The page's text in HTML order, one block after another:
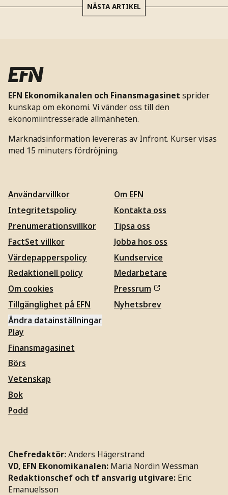
NÄSTA ARTIKEL
EFN Ekonomikanalen och Finansmagasinet sprider
kunskap om ekonomi. Vi vänder oss till den
ekonomiintresserade allmänheten.
Marknadsinformation levereras av Infront. Kurser visas
med 15 minuters fördröjning.
Användarvillkor
Integritetspolicy
Prenumerationsvillkor
FactSet villkor
Värdepapperspolicy
Redaktionell policy
Om cookies
Tillgänglighet på EFN
Ändra datainställningar
Om EFN
Kontakta oss
Tipsa oss
Jobba hos oss
Kundservice
Medarbetare
Pressrum
Nyhetsbrev
Play
Finansmagasinet
Börs
Vetenskap
Bok
Podd
Chefredaktör:Anders Hägerstrand
VD, EFN Ekonomikanalen: Maria Nordin Wessman
Redaktionschef och tf ansvarig utgivare: Eric
Emanuelsson